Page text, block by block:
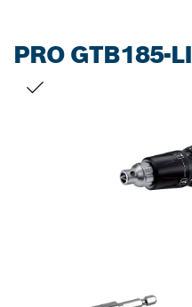
PRO GTB185-LI